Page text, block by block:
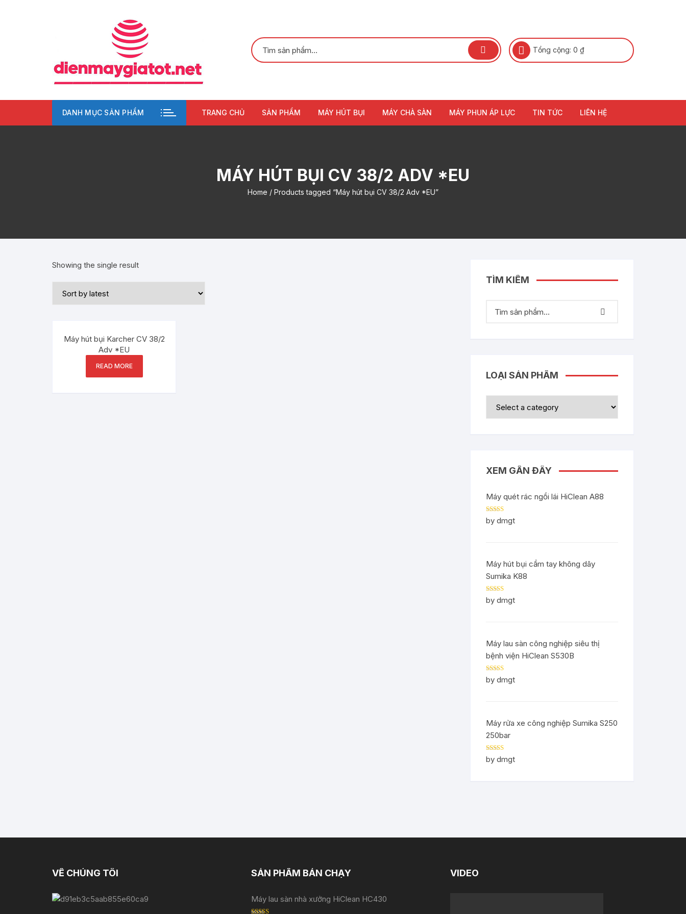
Tổng cộng: 0 ₫
DANH MỤC SẢN PHẨM TRANG CHỦ SẢN PHẨM MÁY HÚT BỤI MÁY CHÀ SÀN MÁY PHUN ÁP LỰC TIN TỨC LIÊN HỆ
MÁY HÚT BỤI CV 38/2 ADV *EU
Home / Products tagged “Máy hút bụi CV 38/2 Adv *EU”
Showing the single result
Máy hút bụi Karcher CV 38/2
Adv *EU
READ MORE
TÌM KIẾM
LOẠI SẢN PHẨM
XEM GẦN ĐÂY
Máy quét rác ngồi lái HiClean A88
Rated5out
of 5
by dmgt
Máy hút bụi cầm tay không dây
Sumika K88
Rated5out
of 5
by dmgt
Máy lau sàn công nghiệp siêu thị
bệnh viện HiClean S530B
Rated5out
of 5
by dmgt
Máy rửa xe công nghiệp Sumika S250
250bar
Rated5out
of 5
by dmgt
VỀ CHÚNG TÔI SẢN PHẨM BÁN CHẠY
Máy lau sàn nhà xưởng HiClean HC430
VIDEO